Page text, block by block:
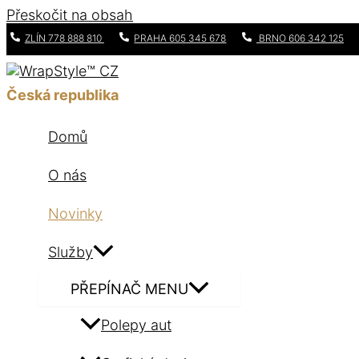
Přeskočit na obsah
ZLÍN 778 888 810 PRAHA 605 345 678 BRNO 606 342 125
Česká republika
Domů
O nás
Novinky
Služby
PŘEPÍNAČ MENU
Polepy aut